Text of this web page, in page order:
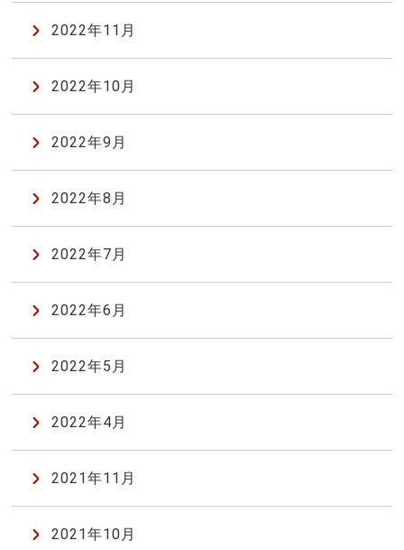
2022年11月
2022年10月
2022年9月
2022年8月
2022年7月
2022年6月
2022年5月
2022年4月
2021年11月
2021年10月